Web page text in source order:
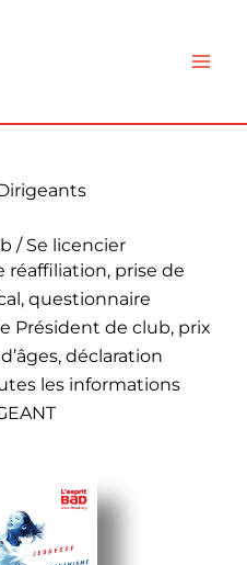
/ Se licencier
réaffiliation, prise de
questionnaire
Président de club, prix
déclaration
les informations